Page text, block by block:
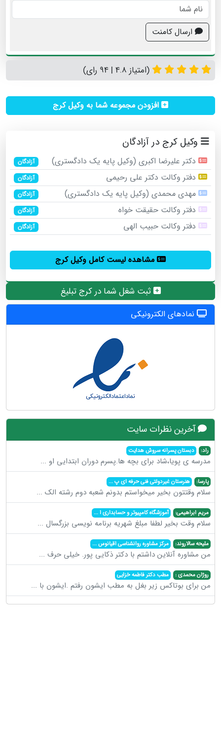
ارسال کامنت
(امتیاز 4.8 | 94 رای)
افزودن مجموعه شما به وکیل کرج
وکیل کرج در آزادگان
دکتر علیرضا اکبری (وکیل پایه یک دادگستری) آزادگان
دفتر وکالت دکتر علی رحیمی آزادگان
مهدی محمدی (وکیل پایه یک دادگستری) آزادگان
دفتر وکالت حقیقت خواه آزادگان
دفتر وکالت حبیب الهی آزادگان
مشاهده لیست کامل وکیل کرج
ثبت شغل شما در کرج تبلیغ
نمادهای الکترونیکی
آخرین نظرات سایت
راد: دبستان پسرانه سروش هدایت
مدرسه ی پویا،شاد برای بچه ها.پسرم دوران ابتدایی او ...
پارسا: هنرستان غیردولتی فنی حرفه ای پ...
سلام وقتتون بخیر میخواستم بدونم شعبه دوم رشته الک ...
مریم ابراهیمی: آموزشگاه کامپیوتر و حسابداری ا...
سلام وقت بخیر لطفا مبلغ شهریه برنامه نویسی بزرگسال ...
ملیحه سالاروند: مرکز مشاوره روانشناسی اقیانوس...
من مشاوره آنلاین داشتم با دکتر ذکایی پور. خیلی حرف ...
روژان محمدی : مطب دکتر فاطمه خزایی
من برای بوتاکس زیر بغل به مطب ایشون رفتم .ایشون با ...